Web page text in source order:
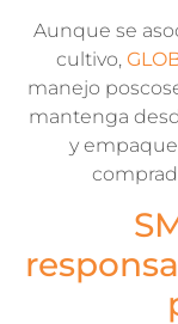
Aunque se
cultivo,
manejo
mantenga
y